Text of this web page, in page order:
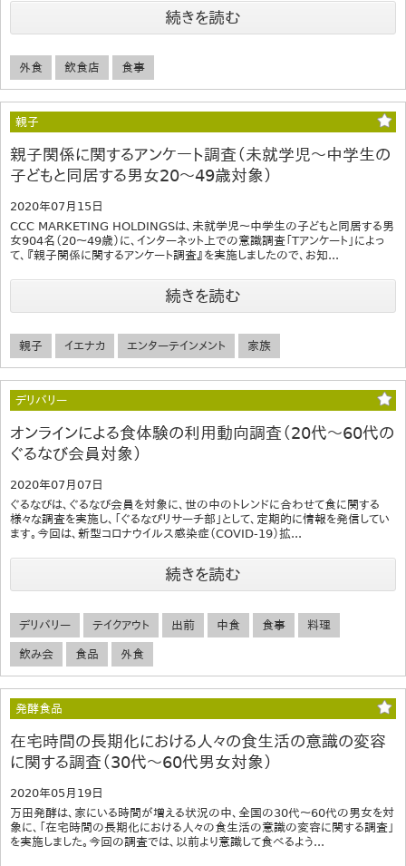
続きを読む
外食 飲食店 食事
親子
親子関係に関するアンケート調査（未就学児～中学生の
子どもと同居する男女20～49歳対象）
2020年07月15日
CCC MARKETING HOLDINGSは、未就学児～中学生の子どもと同居する男
女904名（20～49歳）に、インターネット上での意識調査「Tアンケート」によっ
て、『親子関係に関するアンケート調査』を実施しましたので、お知...
続きを読む
親子 イエナカ エンターテインメント 家族
デリバリー
オンラインによる食体験の利用動向調査（20代～60代の
ぐるなび会員対象）
2020年07月07日
ぐるなびは、ぐるなび会員を対象に、世の中のトレンドに合わせて食に関する
様々な調査を実施し、「ぐるなびリサーチ部」として、定期的に情報を発信してい
ます。今回は、新型コロナウイルス感染症（COVID-19）拡...
続きを読む
デリバリー テイクアウト 出前 中食 食事 料理
飲み会 食品 外食
発酵食品
在宅時間の長期化における人々の食生活の意識の変容
に関する調査（30代～60代男女対象）
2020年05月19日
万田発酵は、家にいる時間が増える状況の中、全国の30代～60代の男女を対
象に、「在宅時間の長期化における人々の食生活の意識の変容に関する調査」
を実施しました。今回の調査では、以前より意識して食べるよう...